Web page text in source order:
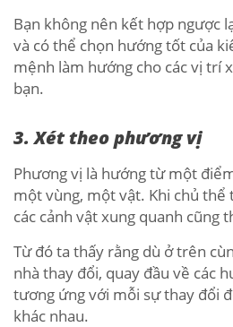
Bạn không nên kết hợp ngược
và có thể chọn hướng tốt của
mệnh làm hướng cho các vị trí
bạn.
3. Xét theo phương vị
Phương vị là hướng từ một
một vùng, một vật. Khi chủ thể
các cảnh vật xung quanh cũng
Từ đó ta thấy rằng dù ở trên
nhà thay đổi, quay đầu về các
tương ứng với mỗi sự thay đổi
khác nhau.